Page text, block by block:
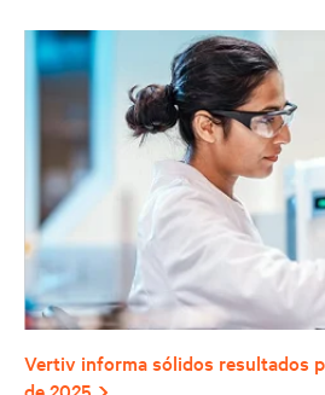
Vertiv informa sólidos resultados